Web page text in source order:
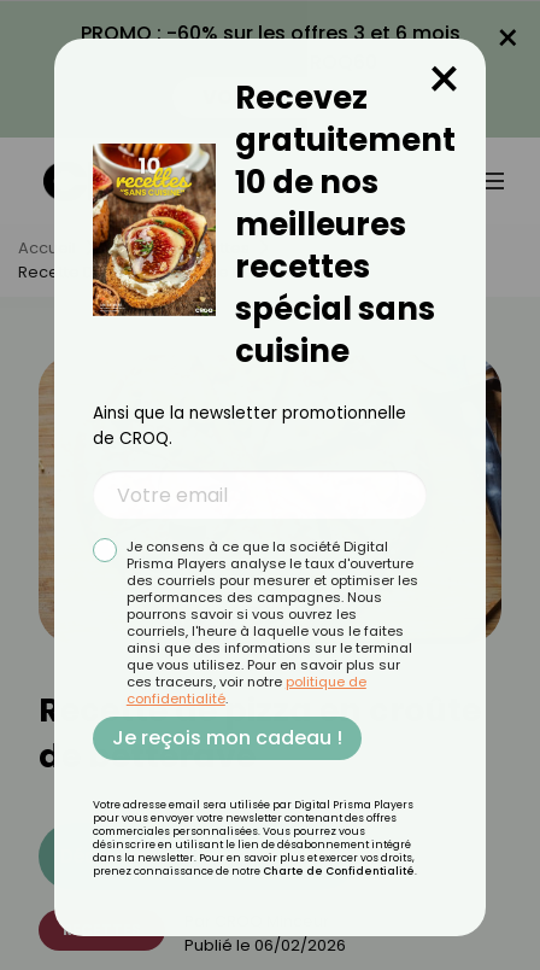
PROMO : -60% sur les offres 3 et 6 mois
VOIR LA PROMO
×
Accueil Actus
Recettes
Recette De Pizza En Croûte De Betterave
Recette de pizza en croûte
de betterave
Découvrez les 11 menus CROQ
RECETTES
Publié le 06/02/2026
Recevez
gratuitement
10 de nos
meilleures
recettes
spécial sans
cuisine
×
Ainsi que la newsletter promotionnelle
de CROQ.
Je consens à ce que la société Digital
Prisma Players analyse le taux d'ouverture
des courriels pour mesurer et optimiser les
performances des campagnes. Nous
pourrons savoir si vous ouvrez les
courriels, l'heure à laquelle vous le faites
ainsi que des informations sur le terminal
que vous utilisez. Pour en savoir plus sur
ces traceurs, voir notre politique de
confidentialité.
Je reçois mon cadeau !
Votre adresse email sera utilisée par Digital Prisma Players
pour vous envoyer votre newsletter contenant des offres
commerciales personnalisées. Vous pourrez vous
désinscrire en utilisant le lien de désabonnement intégré
dans la newsletter. Pour en savoir plus et exercer vos droits,
prenez connaissance de notre Charte de Confidentialité.